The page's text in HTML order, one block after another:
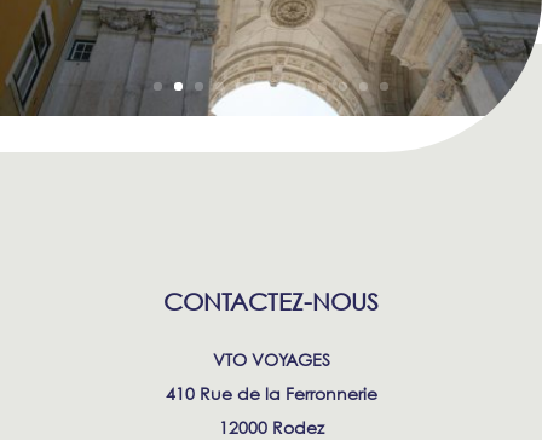
CONTACTEZ-NOUS
VTO VOYAGES
410 Rue de la Ferronnerie
12000 Rodez